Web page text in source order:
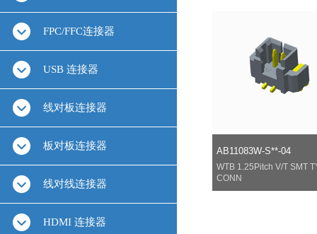
FPC/FFC连接器
USB 连接器
线对板连接器
板对板连接器
线对线连接器
HDMI 连接器
AB11083W-S**-04
WTB 1.25Pitch V/T SMT
CONN